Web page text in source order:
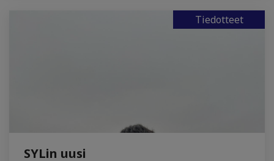
Tiedotteet
SYLin uusi